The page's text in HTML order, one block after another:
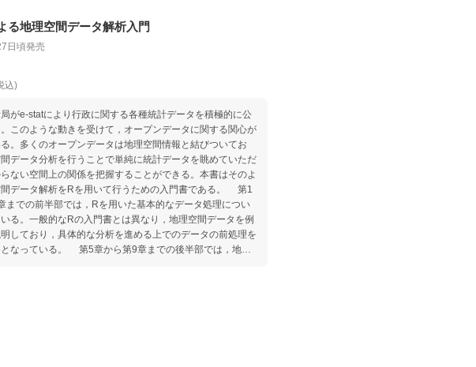
る地理空間データ解析入門
日頃発売
込)
がe-statにより行政に関する各種統計データを積極的に公
このような動きを受けて，オープンデータに関する関心が
。多くのオープンデータは地理空間情報と結びついてお
データ分析を行うことで単純に統計データを眺めていただ
ない空間上の関係を把握することができる。本書はそのよ
間データ解析をRを用いて行うための入門書である。 第1
までの前半部では，Rを用いた基本的なデータ処理につい
る。一般的なRの入門書とは異なり，地理空間データを例
しており，具体的な分析を進める上でのデータの前処理を
なっている。 第5章から第9章までの後半部では，地理